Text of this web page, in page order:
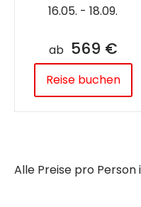
16.05. - 18.09.
ab 569 €
Reise buchen
Alle Preise pro